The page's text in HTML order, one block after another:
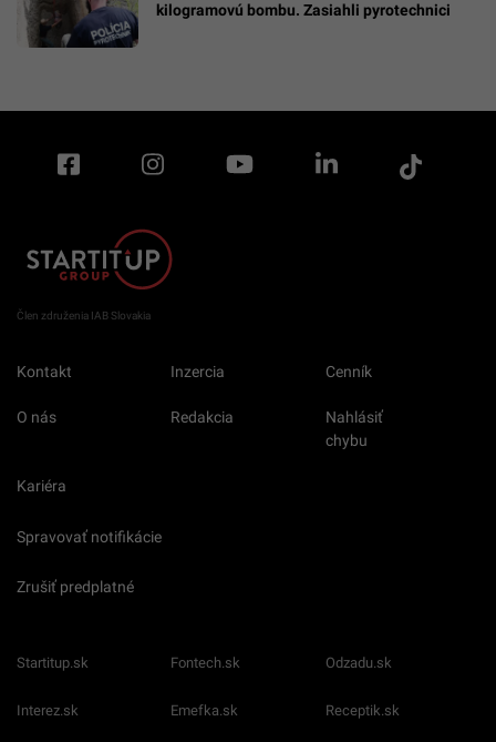
kilogramovú bombu. Zasiahli pyrotechnici
Člen združenia IAB Slovakia
Kontakt Inzercia Cenník
O nás Redakcia
Nahlásiť
chybu
Kariéra
Spravovať notifikácie
Zrušiť predplatné
Startitup.sk Fontech.sk Odzadu.sk
Interez.sk Emefka.sk Receptik.sk